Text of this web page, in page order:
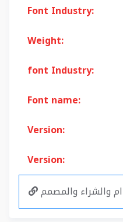
Font Industry:
Weight:
font Industry:
Font name:
Version:
Version:
والشراء والمصمم